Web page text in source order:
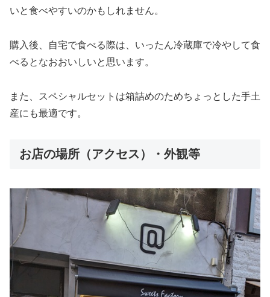
いと食べやすいのかもしれません。
購入後、自宅で食べる際は、 いったん冷蔵庫で冷やして食
べるとなおおいしいと思います。
また、スペシャルセットは箱詰めのためちょっとした手土
産にも最適です。
お店の場所（アクセス）・外観等